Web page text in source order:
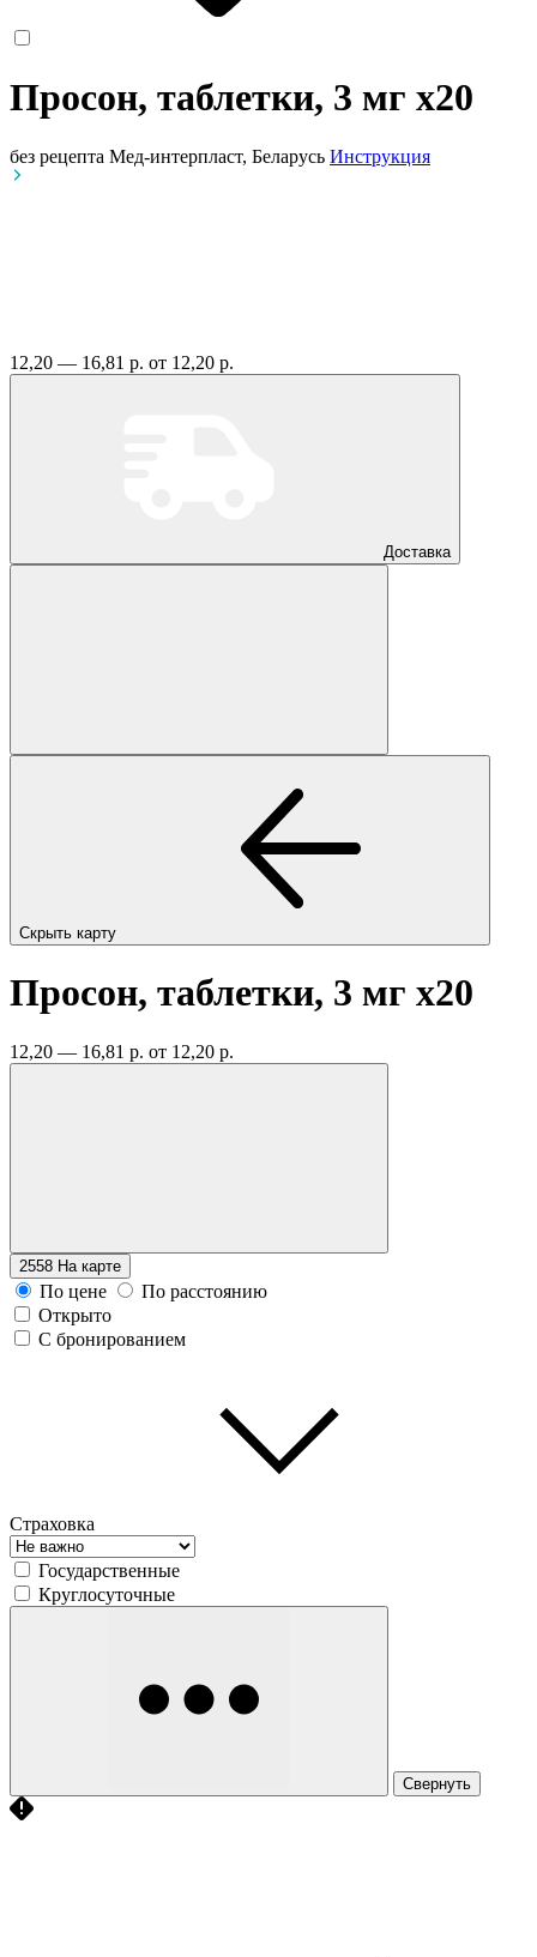
Просон, таблетки, 3 мг x20
без рецепта Мед-интерпласт, Беларусь Инструкция
12,20 — 16,81 р. от 12,20 р.
Доставка
Скрыть карту
Просон, таблетки, 3 мг x20
12,20 — 16,81 р. от 12,20 р.
2558 На карте
По цене
По расстоянию
Открыто
С бронированием
Страховка
Государственные
Круглосуточные
Свернуть